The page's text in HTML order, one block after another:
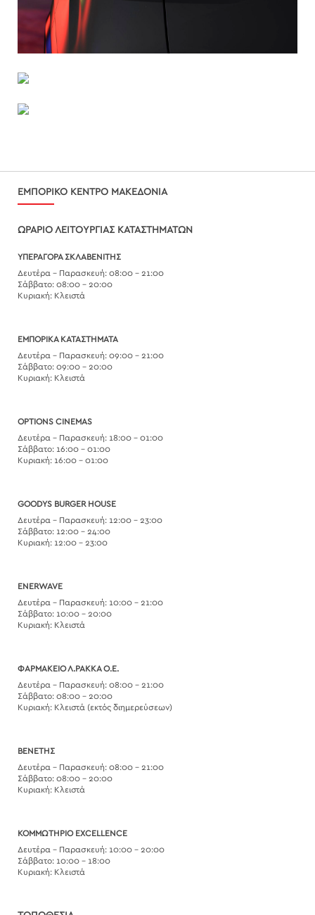
ΕΜΠΟΡΙΚΟ ΚΕΝΤΡΟ ΜΑΚΕΔΟΝΙΑ
ΩΡΑΡΙΟ ΛΕΙΤΟΥΡΓΙΑΣ ΚΑΤΑΣΤΗΜΑΤΩΝ
ΥΠΕΡΑΓΟΡΑ ΣΚΛΑΒΕΝΙΤΗΣ
Δευτέρα – Παρασκευή: 08:00 – 21:00
Σάββατο: 08:00 – 20:00
Κυριακή: Κλειστά
ΕΜΠΟΡΙΚΑ ΚΑΤΑΣΤΗΜΑΤΑ
Δευτέρα – Παρασκευή: 09:00 – 21:00
Σάββατο: 09:00 – 20:00
Κυριακή: Κλειστά
OPTIONS CINEMAS
Δευτέρα – Παρασκευή: 18:00 – 01:00
Σάββατο: 16:00 – 01:00
Κυριακή: 16:00 – 01:00
GOODYS BURGER HOUSE
Δευτέρα – Παρασκευή: 12:00 – 23:00
Σάββατο: 12:00 – 24:00
Κυριακή: 12:00 – 23:00
ENERWAVE
Δευτέρα – Παρασκευή: 10:00 – 21:00
Σάββατο: 10:00 – 20:00
Κυριακή: Κλειστά
ΦΑΡΜΑΚΕΙΟ Λ.ΡΑΚΚΑ Ο.Ε.
Δευτέρα – Παρασκευή: 08:00 – 21:00
Σάββατο: 08:00 – 20:00
Κυριακή: Κλειστά (εκτός διημερεύσεων)
ΒΕΝΕΤΗΣ
Δευτέρα – Παρασκευή: 08:00 – 21:00
Σάββατο: 08:00 – 20:00
Κυριακή: Κλειστά
ΚΟΜΜΩΤΗΡΙΟ EXCELLENCE
Δευτέρα – Παρασκευή: 10:00 – 20:00
Σάββατο: 10:00 – 18:00
Κυριακή: Κλειστά